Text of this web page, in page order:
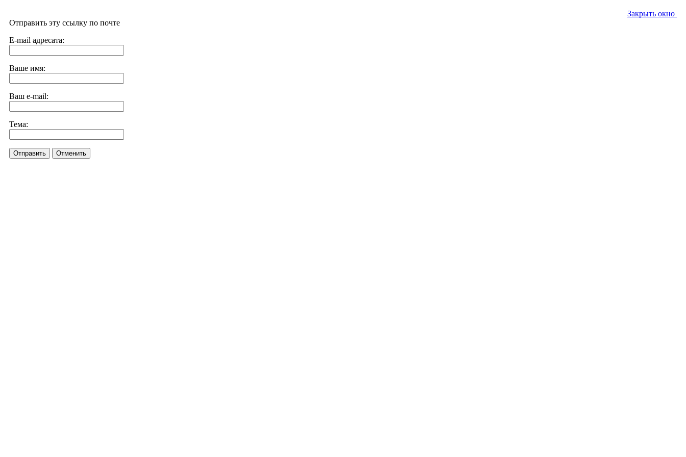
Закрыть окно
Отправить эту ссылку по почте
E-mail адресата:
Ваше имя:
Ваш e-mail:
Тема:
Отправить Отменить